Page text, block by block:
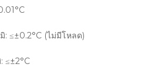
≤±0.2°C (ไม่มีโหลด)
≤±2°C